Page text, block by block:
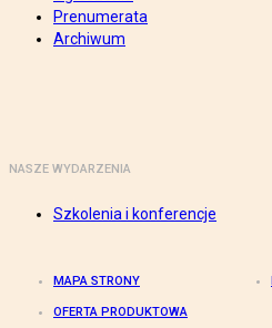
Prenumerata
Archiwum
NASZE WYDARZENIA
Szkolenia i konferencje
MAPA STRONY
OFERTA PRODUKTOWA